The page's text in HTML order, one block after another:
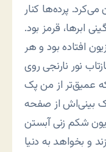
می‌کرد. پرده‌ها کنار
ابرها، قرمز بود.
افتاده بود و هر
نور نارنجی روی
عمیق‌تر از من پک
بینی‌اش از صفحه
شکم زنی آبستن
و بخواهد به دنیا